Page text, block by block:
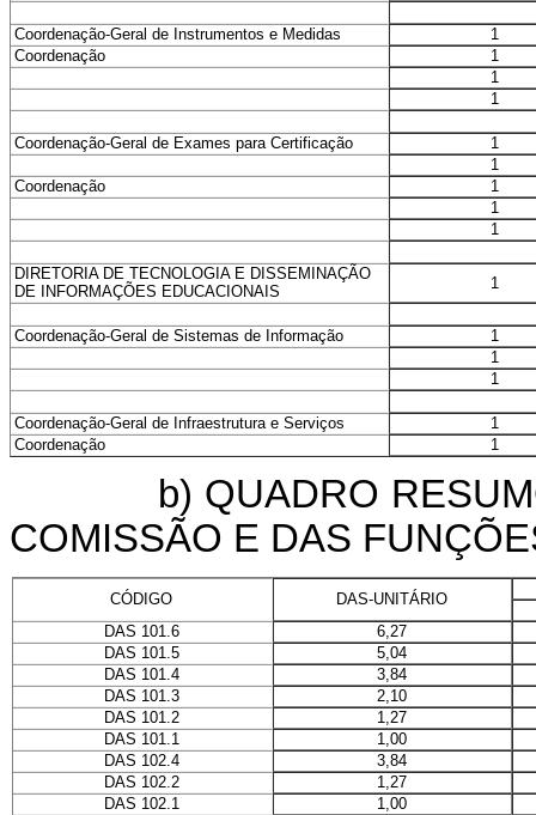
Coordenação-Geral de Instrumentos e Medidas
1
Coordenação
1
1
1
Coordenação-Geral de Exames para Certificação
1
1
Coordenação
1
1
1
DIRETORIA DE TECNOLOGIA E DISSEMINAÇÃO
DE INFORMAÇÕES EDUCACIONAIS
1
Coordenação-Geral de Sistemas de Informação
1
1
1
Coordenação-Geral de Infraestrutura e Serviços
1
Coordenação
1
b) QUADRO RESUMO
COMISSÃO E DAS
CÓDIGO
DAS-UNITÁRIO
DAS 101.6
6,27
DAS 101.5
5,04
DAS 101.4
3,84
DAS 101.3
2,10
DAS 101.2
1,27
DAS 101.1
1,00
DAS 102.4
3,84
DAS 102.2
1,27
DAS 102.1
1,00